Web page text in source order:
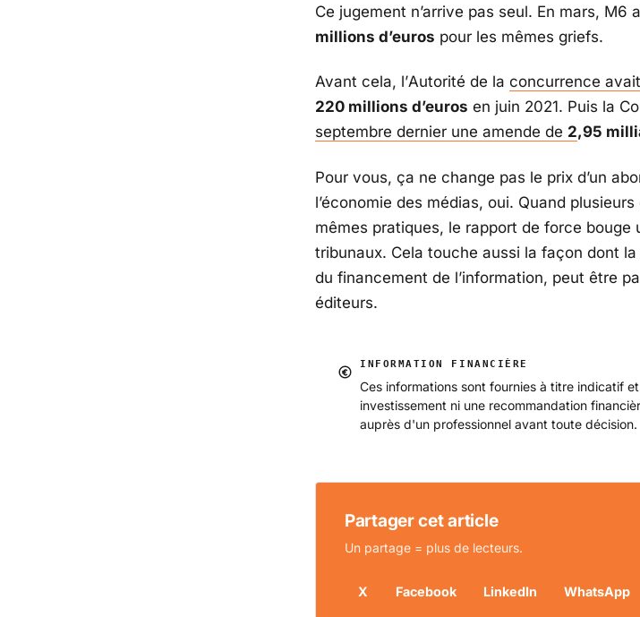
Ce jugement n’arrive pas seul. En mars, M6
millions d’euros pour les mêmes griefs.
Avant cela, l’Autorité de la concurrence
220 millions d’euros en juin 2021. Puis la
septembre dernier une amende de 2,95
Pour vous, ça ne change pas le prix d’un
l’économie des médias, oui. Quand
mêmes pratiques, le rapport de force bouge
tribunaux. Cela touche aussi la façon dont
du financement de l’information, peut être
éditeurs.
INFORMATION FINANCIÈRE
Ces informations sont fournies à titre indicatif
investissement ni une recommandation
auprès d'un professionnel avant toute décision.
Partager cet article
Un partage = plus de lecteurs.
X Facebook LinkedIn WhatsApp